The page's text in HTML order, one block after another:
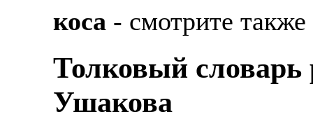
коса - смотрите также
Толковый словарь
Ушакова